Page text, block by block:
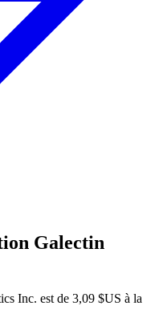
Galectin
Inc. est de 3,09 $US à la